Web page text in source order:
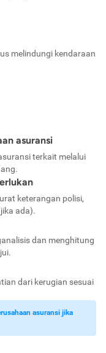
melindungi kendaraan
asuransi
terkait melalui
keterangan polisi,
ada).
dan menghitung
dari kerugian sesuai
asuransi jika